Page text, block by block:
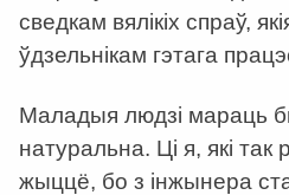
сведкам вялікіх спраў,
ўдзельнікам гэтага
Маладыя людзі мараць
натуральна. Ці я, які так
жыццё, бо з інжынера